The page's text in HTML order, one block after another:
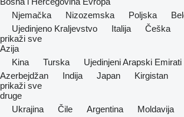
Njemačka
Nizozemska Poljska
Ujedinjeno Kraljevstvo
Italija
Češka
prikaži sve
Azija
Kina
Turska Ujedinjeni Arapski Emirati
Azerbejdžan
Indija Japan
Kirgistan
prikaži sve
druge
Ukrajina
Čile Argentina Moldavija